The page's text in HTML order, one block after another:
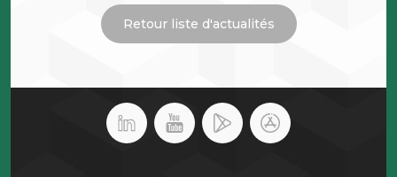
Retour liste d'actualités